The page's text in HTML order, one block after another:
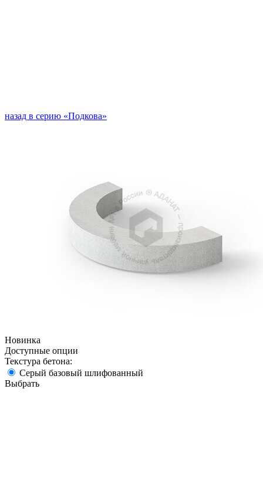
назад в серию «Подкова»
Новинка
Доступные опции
Текстура бетона:
Серый базовый шлифованный
Выбрать